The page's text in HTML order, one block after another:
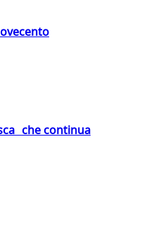
che continua